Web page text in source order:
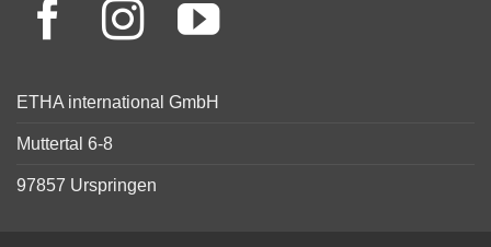
ETHA international GmbH
Muttertal 6-8
97857 Urspringen